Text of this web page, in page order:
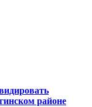
районе